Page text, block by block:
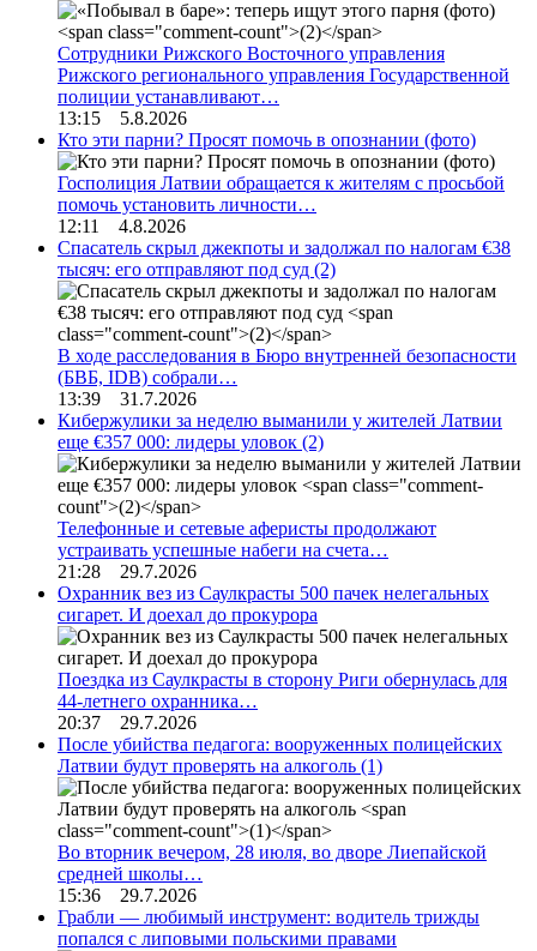
Сотрудники Рижского Восточного управления
Рижского регионального управления Государственной
полиции устанавливают…
13:15 5.8.2026
Кто эти парни? Просят помочь в опознании (фото)
Госполиция Латвии обращается к жителям с просьбой
помочь установить личности…
12:11 4.8.2026
Спасатель скрыл джекпоты и задолжал по налогам €38
тысяч: его отправляют под суд (2)
В ходе расследования в Бюро внутренней безопасности
(БВБ, IDB) собрали…
13:39 31.7.2026
Кибержулики за неделю выманили у жителей Латвии
еще €357 000: лидеры уловок (2)
Телефонные и сетевые аферисты продолжают
устраивать успешные набеги на счета…
21:28 29.7.2026
Охранник вез из Саулкрасты 500 пачек нелегальных
сигарет. И доехал до прокурора
Поездка из Саулкрасты в сторону Риги обернулась для
44-летнего охранника…
20:37 29.7.2026
После убийства педагога: вооруженных полицейских
Латвии будут проверять на алкоголь (1)
Во вторник вечером, 28 июля, во дворе Лиепайской
средней школы…
15:36 29.7.2026
Грабли — любимый инструмент: водитель трижды
попался с липовыми польскими правами